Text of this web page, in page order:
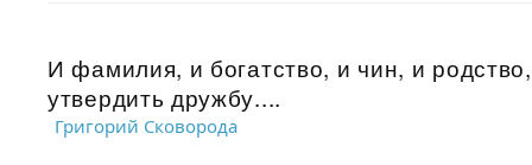
И фамилия, и богатство, и чин, и
утвердить дружбу....
Григорий Сковорода